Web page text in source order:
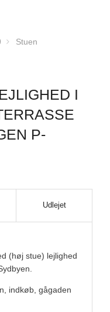
Stuen
I
P-
Udlejet
(høj stue) lejlighed
indkøb, gågaden